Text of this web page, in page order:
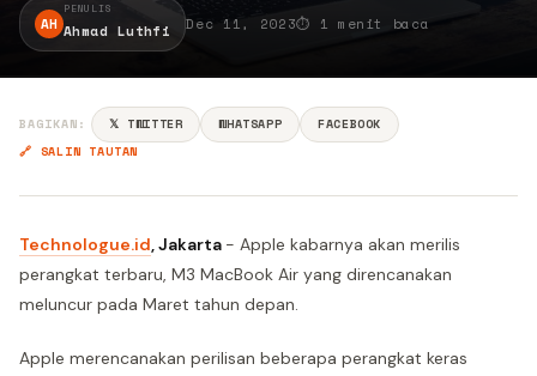
AH
PENULIS
Ahmad Luthfi Dec 11, 2023⏱ 1 menit baca
BAGIKAN: 𝕏 TWITTER WHATSAPP
FACEBOOK
🔗 SALIN TAUTAN
Technologue.id, Jakarta - Apple kabarnya akan merilis
perangkat terbaru, M3 MacBook Air yang direncanakan
meluncur pada Maret tahun depan.
Apple merencanakan perilisan beberapa perangkat keras